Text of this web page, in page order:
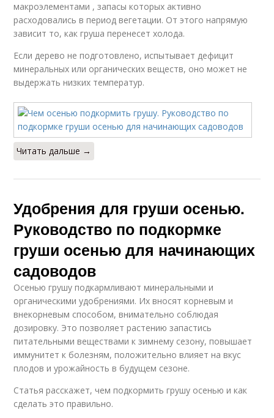
макроэлементами , запасы которых активно
расходовались в период вегетации. От этого напрямую
зависит то, как груша перенесет холода.
Если дерево не подготовлено, испытывает дефицит
минеральных или органических веществ, оно может не
выдержать низких температур.
Читать дальше →
Удобрения для груши осенью.
Руководство по подкормке
груши осенью для начинающих
садоводов
Осенью грушу подкармливают минеральными и
органическими удобрениями. Их вносят корневым и
внекорневым способом, внимательно соблюдая
дозировку. Это позволяет растению запастись
питательными веществами к зимнему сезону, повышает
иммунитет к болезням, положительно влияет на вкус
плодов и урожайность в будущем сезоне.
Статья расскажет, чем подкормить грушу осенью и как
сделать это правильно.